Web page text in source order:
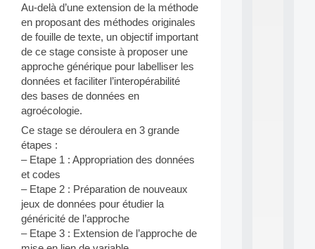
Au-delà d’une extension de la méthode
en proposant des méthodes originales
de fouille de texte, un objectif important
de ce stage consiste à proposer une
approche générique pour labelliser les
données et faciliter l’interopérabilité
des bases de données en
agroécologie.
Ce stage se déroulera en 3 grande
étapes :
– Etape 1 : Appropriation des données
et codes
– Etape 2 : Préparation de nouveaux
jeux de données pour étudier la
généricité de l’approche
– Etape 3 : Extension de l’approche de